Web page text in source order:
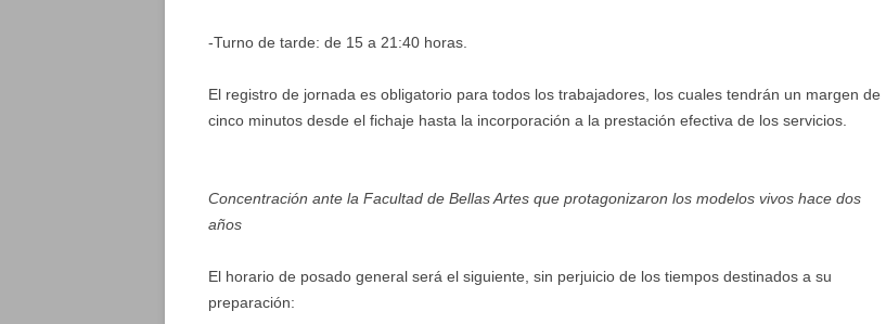
-Turno de tarde: de 15 a 21:40 horas.
El registro de jornada es obligatorio para todos los trabajadores, los cuales tendrán un margen de
cinco minutos desde el fichaje hasta la incorporación a la prestación efectiva de los servicios.
Concentración ante la Facultad de Bellas Artes que protagonizaron los modelos vivos hace dos
años
El horario de posado general será el siguiente, sin perjuicio de los tiempos destinados a su
preparación: